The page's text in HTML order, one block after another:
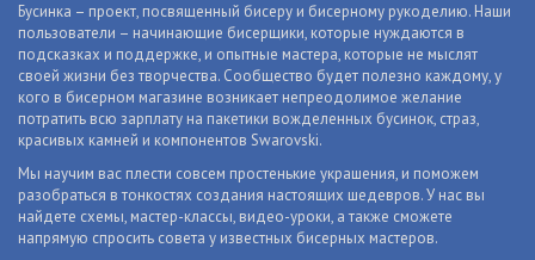
Бусинка – проект, посвященный бисеру и бисерному рукоделию. Наши
пользователи – начинающие бисерщики, которые нуждаются в
подсказках и поддержке, и опытные мастера, которые не мыслят
своей жизни без творчества. Сообщество будет полезно каждому, у
кого в бисерном магазине возникает непреодолимое желание
потратить всю зарплату на пакетики вожделенных бусинок, страз,
красивых камней и компонентов Swarovski.
Мы научим вас плести совсем простенькие украшения, и поможем
разобраться в тонкостях создания настоящих шедевров. У нас вы
найдете схемы, мастер-классы, видео-уроки, а также сможете
напрямую спросить совета у известных бисерных мастеров.